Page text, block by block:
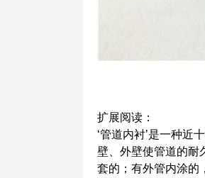
扩展阅读：
‘管道内衬’是一种近
壁、外壁使管道的耐
套的；有外管内涂的